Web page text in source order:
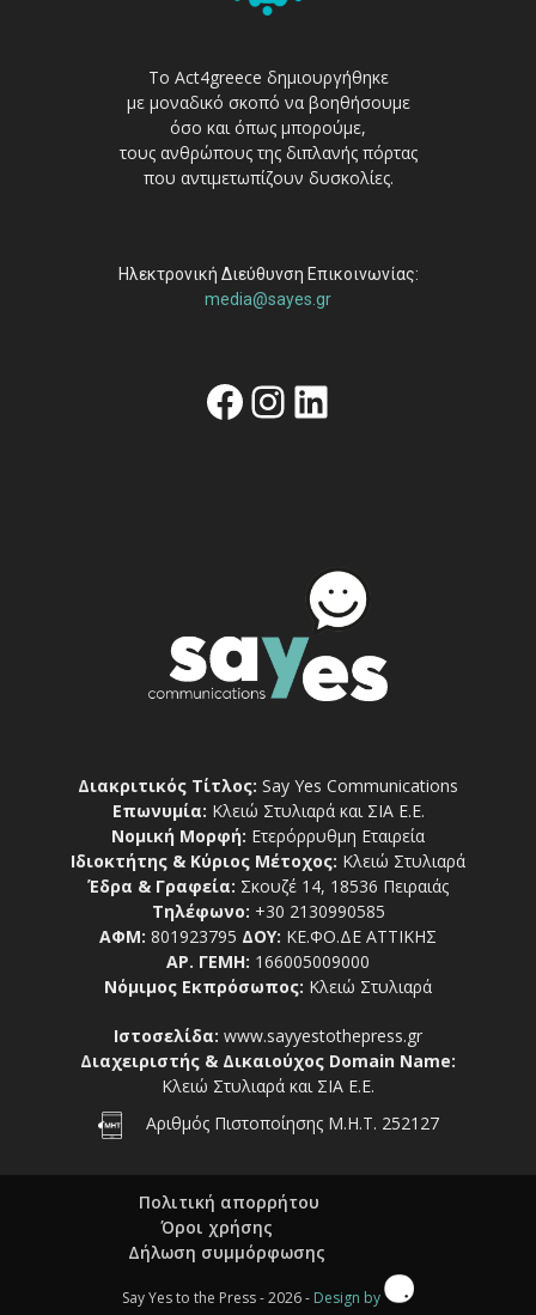
Το Act4greece δημιουργήθηκε
με μοναδικό σκοπό να βοηθήσουμε
όσο και όπως μπορούμε,
τους ανθρώπους της διπλανής πόρτας
που αντιμετωπίζουν δυσκολίες.
Ηλεκτρονική Διεύθυνση Επικοινωνίας:
media@sayes.gr
Facebook
Instagram
Linkedin
Διακριτικός Τίτλος: Say Yes Communications
Επωνυμία: Κλειώ Στυλιαρά και ΣΙΑ Ε.Ε.
Νομική Μορφή: Ετερόρρυθμη Εταιρεία
Ιδιοκτήτης & Κύριος Μέτοχος: Κλειώ Στυλιαρά
Έδρα & Γραφεία: Σκουζέ 14, 18536 Πειραιάς
Τηλέφωνο: +30 2130990585
ΑΦΜ: 801923795 ΔΟΥ: ΚΕ.ΦΟ.ΔΕ ΑΤΤΙΚΗΣ
ΑΡ. ΓΕΜΗ: 166005009000
Νόμιμος Εκπρόσωπος: Κλειώ Στυλιαρά
Ιστοσελίδα: www.sayyestothepress.gr
Διαχειριστής & Δικαιούχος Domain Name:
Κλειώ Στυλιαρά και ΣΙΑ Ε.Ε.
Αριθμός Πιστοποίησης Μ.Η.Τ. 252127
Πολιτική απορρήτου
Όροι χρήσης
Δήλωση συμμόρφωσης
Say Yes to the Press - 2026 - Design by